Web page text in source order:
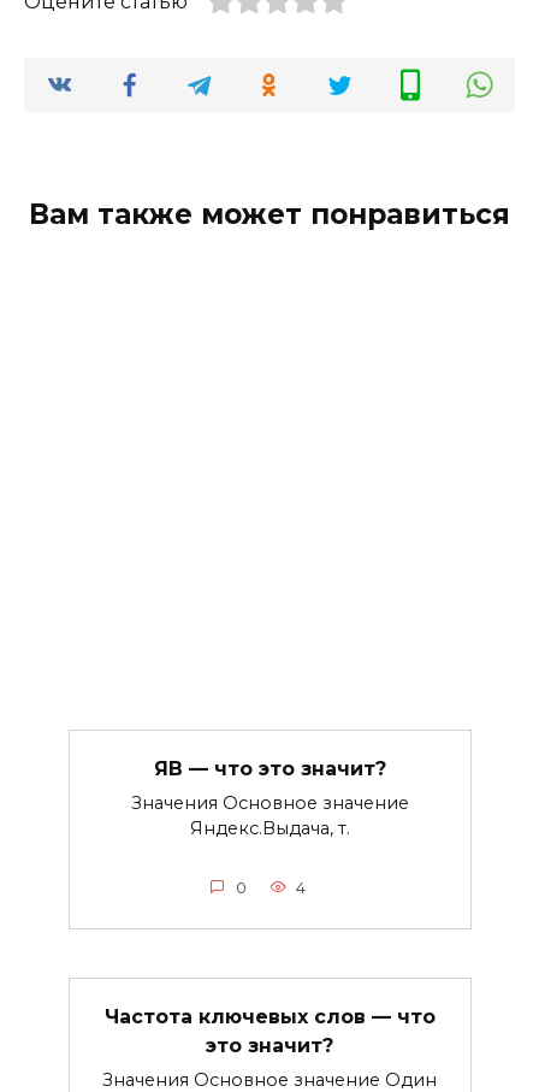
Вам также может понравиться
ЯВ — что это значит?
Значения Основное значение
Яндекс.Выдача, т.
0 4
Частота ключевых слов — что
это значит?
Значения Основное значение Один